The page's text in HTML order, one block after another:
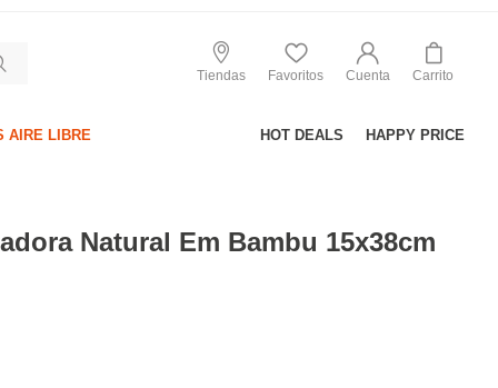
Tiendas Favoritos Cuenta Carrito
AIRE LIBRE HOT DEALS HAPPY PRICE
Natural Em Bambu 15x38cm